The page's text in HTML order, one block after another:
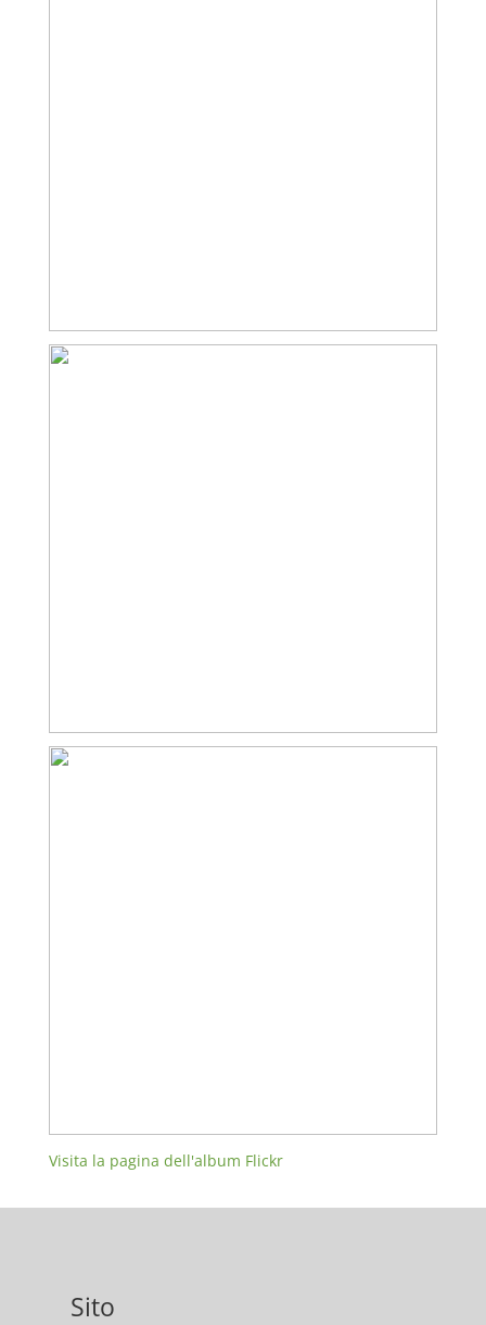
Visita la pagina dell'album Flickr
Sito